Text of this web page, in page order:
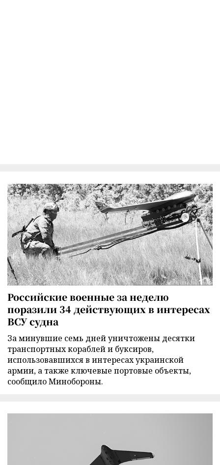
Российские военные за неделю
поразили 34 действующих в интересах
ВСУ судна
За минувшие семь дней уничтожены десятки
транспортных кораблей и буксиров,
использовавшихся в интересах украинской
армии, а также ключевые портовые объекты,
сообщило Минобороны.